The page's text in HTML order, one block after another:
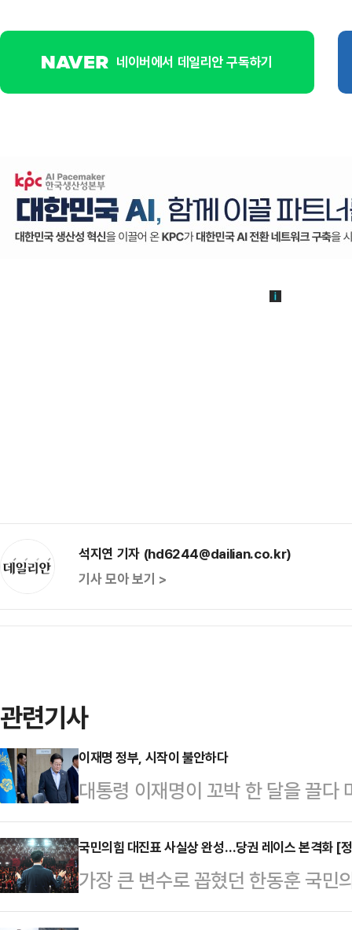
네이버에서 데일리안 구독하기
석지연 기자 (hd6244@dailian.co.kr)
기사 모아 보기 >
관련기사
이재명 정부, 시작이 불안하다
대통령 이재명이 꼬박 한 달을 끌다
카드 폐기는 사실은 아주 쉬운 결정
가사도우미나 배달원에게 행한 사
실의 가족이자 입법 작업 동료들을
를 요구했고, 자기가 부임하기로 된
국민의힘 대진표 사실상 완성…당권 레이스 본격화 [
가장 큰 변수로 꼽혔던 한동훈 국민
전당대회 대진표의 윤곽이 한층 뚜